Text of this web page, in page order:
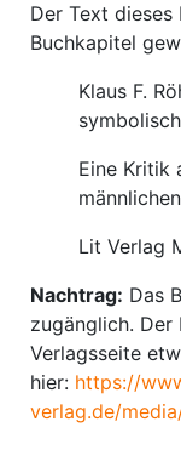
Der Text dieses
Buchkapitel
Klaus F.
Eine Kritik
Lit Verlag
Nachtrag: Das
zugänglich.
Verlagsseite
hier: https://
verlag.de/